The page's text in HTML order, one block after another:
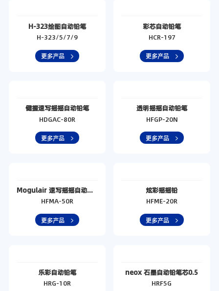
H-323绘图自动铅笔
H-323/5/7/9
更多产品
彩芯自动铅笔
HCR-197
更多产品
健握速写摇摇自动铅笔
HDGAC-80R
更多产品
透明摇摇自动铅笔
HFGP-20N
更多产品
Mogulair 速写摇摇自动铅笔
HFMA-50R
更多产品
炫彩摇摇铅
HFME-20R
更多产品
乐彩自动铅笔
HRG-10R
neox 石墨自动铅笔芯0.5
HRF5G